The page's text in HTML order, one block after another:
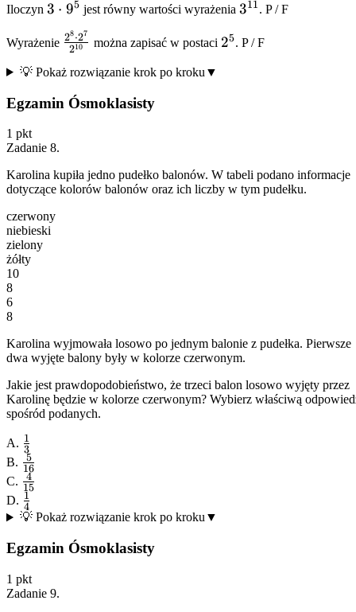
Iloczyn 3
\cdot
9^5
3 ⋅ 95 jest równy wartości wyrażenia 3^{11}
311. P/F
Wyrażenie \frac{2^8
\cdot
2^7}
{2^{10}}
210
28⋅27
można zapisać w postaci 2^5
25. P/F
💡 Pokaż rozwiązanie krok po kroku ▼
Egzamin Ósmoklasisty
1 pkt
Zadanie 8.
Karolina kupiła jedno pudełko balonów. W tabeli podano informacje
dotyczące kolorów balonów oraz ich liczby w tym pudełku.
czerwony
niebieski
zielony
żółty
10
8
6
8
Karolina wyjmowała losowo po jednym balonie z pudełka. Pierwsze
dwa wyjęte balony były w kolorze czerwonym.
Jakie jest prawdopodobieństwo, że trzeci balon losowo wyjęty przez
Karolinę będzie w kolorze czerwonym? Wybierz właściwą
spośród podanych.
A. \frac{1}
{3}
3
1
B. \frac{5}
{16}
16
5
C. \frac{4}
{15}
15
4
D. \frac{1}
{4}
4
1
💡 Pokaż rozwiązanie krok po kroku ▼
Egzamin Ósmoklasisty
1 pkt
Zadanie 9.